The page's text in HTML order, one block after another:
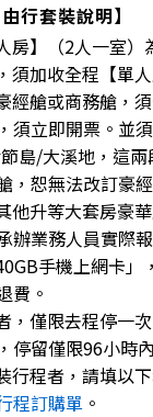
行套裝說明】
房】（2人一室）
須加收全程【單
經艙或商務艙，
須立即開票。並
島/大溪地，這
，恕無法改訂豪
他升等大套房豪
辦業務人員實際
手機上網卡」
費。
，僅限去程停一
停留僅限96小時
行程者，請填以
程訂購單 。